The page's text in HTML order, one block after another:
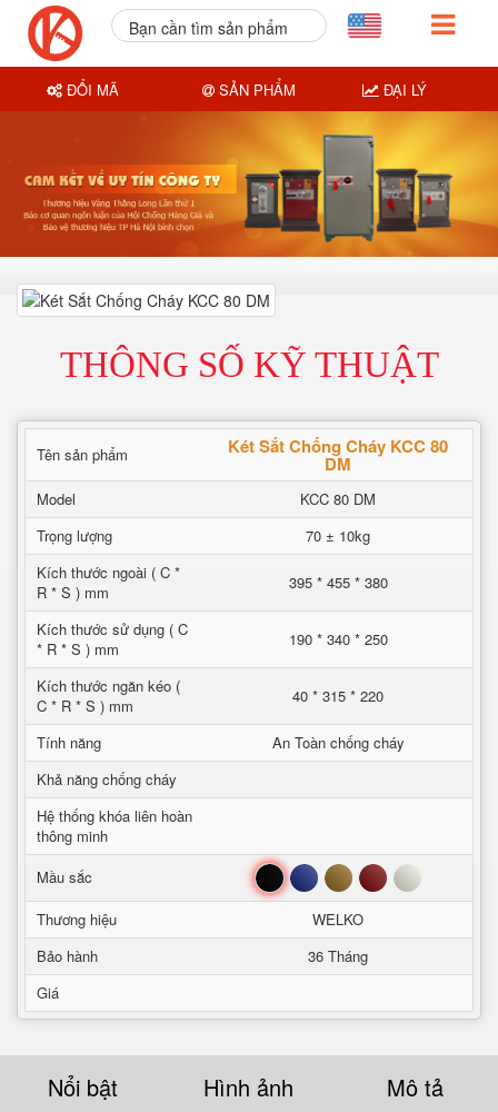
THÔNG SỐ KỸ THUẬT
Tên sản phẩm Két Sắt Chống Cháy KCC 80
DM
Model
KCC 80 DM
Trọng lượng
70 ± 10kg
Kích thước ngoài ( C *
R * S ) mm
395 * 455 * 380
Kích thước sử dụng ( C
* R * S ) mm
190 * 340 * 250
Kích thước ngăn kéo (
C * R * S ) mm
40 * 315 * 220
Tính năng
An Toàn chống cháy
Khả năng chống cháy
Hệ thống khóa liên hoàn
thông minh
Mầu sắc
Đen Xanh Nâu Đỏ Trắng
Thương hiệu
WELKO
Bảo hành
36 Tháng
Giá
Nổi bật Hình ảnh Mô tả
Bạn cần tìm sản phẩm
ĐỔI MÃ SẢN PHẨM ĐẠI LÝ